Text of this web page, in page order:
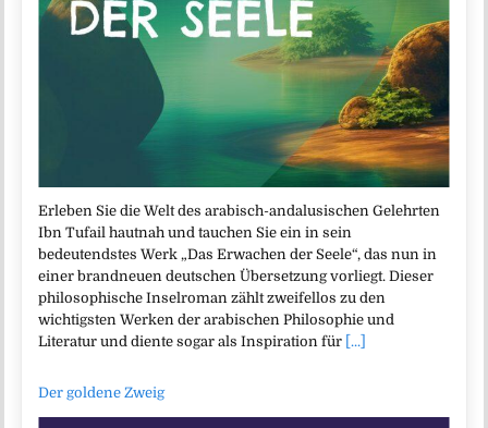
Erleben Sie die Welt des arabisch-andalusischen Gelehrten
Ibn Tufail hautnah und tauchen Sie ein in sein
bedeutendstes Werk „Das Erwachen der Seele“, das nun in
einer brandneuen deutschen Übersetzung vorliegt. Dieser
philosophische Inselroman zählt zweifellos zu den
wichtigsten Werken der arabischen Philosophie und
Literatur und diente sogar als Inspiration für [...]
Der goldene Zweig